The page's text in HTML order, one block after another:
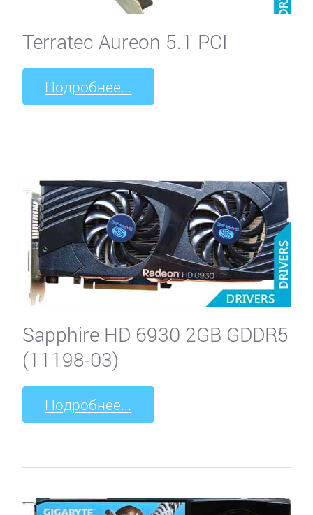
Terratec Aureon 5.1 PCI
Подробнее...
Sapphire HD 6930 2GB GDDR5
(11198-03)
Подробнее...